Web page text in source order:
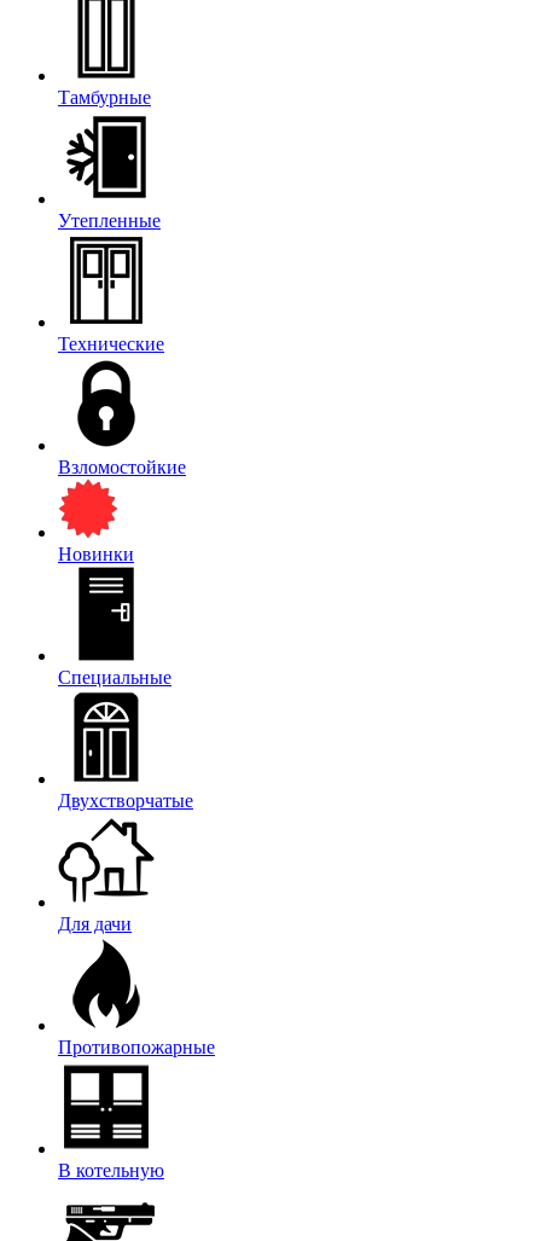
Тамбурные
Утепленные
Технические
Взломостойкие
Новинки
Специальные
Двухстворчатые
Для дачи
Противопожарные
В котельную